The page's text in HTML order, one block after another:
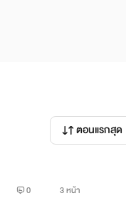
ตอนแรกสุด
0 3 หน้า